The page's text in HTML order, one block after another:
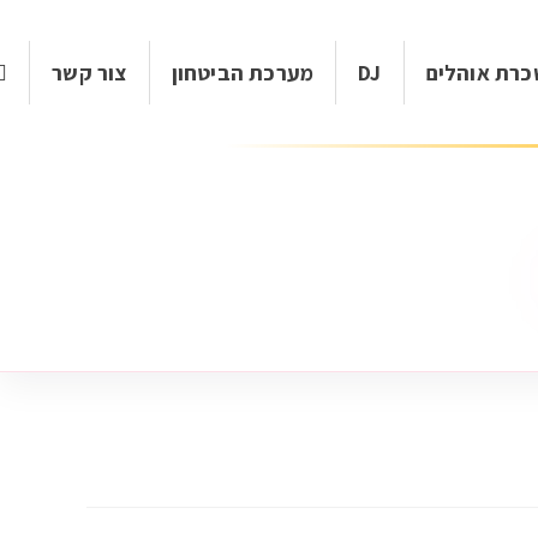
אוהלים DJ מערכת הביטחון צור קשר